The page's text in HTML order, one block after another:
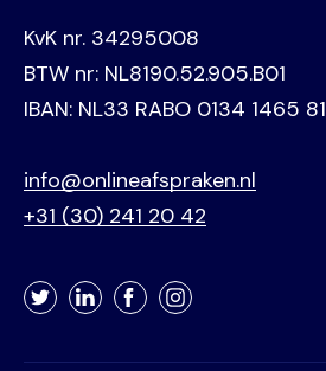
KvK nr. 34295008
BTW nr: NL8190.52.905.B01
IBAN: NL33 RABO 0134 1465 81
info@onlineafspraken.nl
+31 (30) 241 20 42
TwitterLinkedInFacebookInstagram